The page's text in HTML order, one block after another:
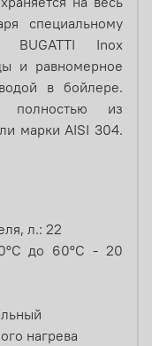
специальному
BUGATTI Inox
и равномерное
в бойлере.
полностью из
марки AISI 304.
л.: 22
до 60°С - 20
нагрева